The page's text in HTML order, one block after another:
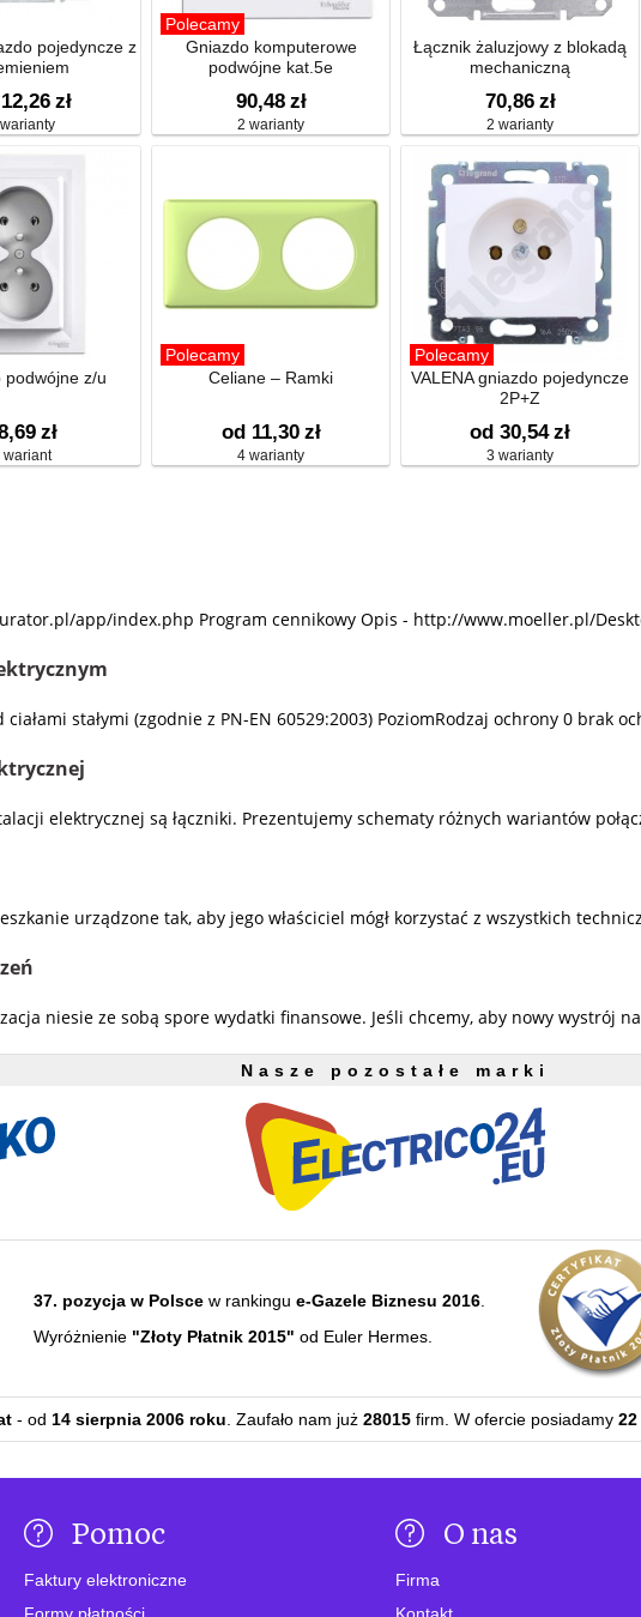
pojedyncze z
zł
Polecamy
Gniazdo komputerowe
podwójne kat.5e
90,48 zł
2 warianty
Łącznik żaluzjowy z blokadą
mechaniczną
70,86 zł
2 warianty
podwójne z/u
zł
wariant
Polecamy
Celiane – Ramki
od 11,30 zł
4 warianty
Polecamy
VALENA gniazdo pojedyncze
2P+Z
od 30,54 zł
3 warianty
app/index.php Program cennikowy Opis - http://www.moeller.pl/
stałymi (zgodnie z PN-EN 60529:2003) PoziomRodzaj ochrony 0 brak
elektrycznej są łączniki. Prezentujemy schematy różnych wariantów
urządzone tak, aby jego właściciel mógł korzystać z wszystkich
niesie ze sobą spore wydatki finansowe. Jeśli chcemy, aby nowy wystrój
Nasze pozostałe marki
37. pozycja w Polscew rankingu e-Gazele Biznesu 2016.
Wyróżnienie "Złoty Płatnik 2015" od Euler Hermes.
- od 14 sierpnia 2006 roku. Zaufało nam już 28015 firm. W ofercie posiadamy 22
Pomoc
Faktury elektroniczne
O nas
Firma